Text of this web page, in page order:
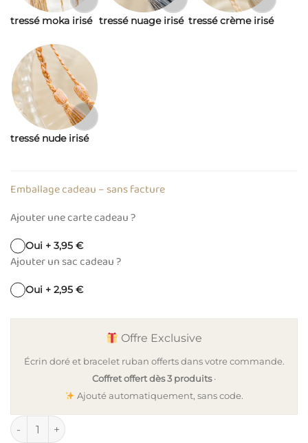
tressé moka irisé tressé nuage irisé tressé crème irisé
tressé nude irisé
Emballage cadeau – sans facture
Ajouter une carte cadeau ?
Oui + 3,95 €
Ajouter un sac cadeau ?
Oui + 2,95 €
Offre Exclusive
Écrin doré et bracelet ruban offerts dans votre commande.
Coffret offert dès 3 produits·
Ajouté automatiquement, sans code.
quantité de Bola de grossesse charm ginkgo TALISMAN -